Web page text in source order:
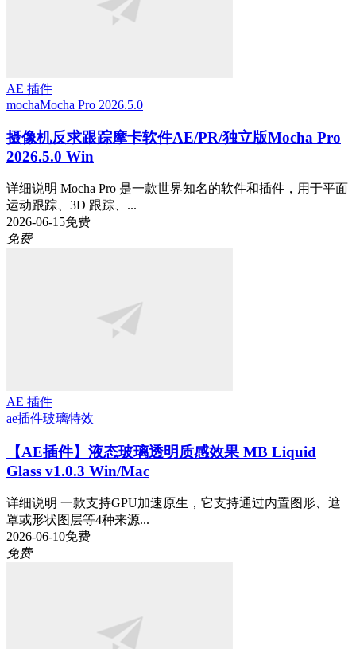
AE 插件
mochaMocha Pro 2026.5.0
摄像机反求跟踪摩卡软件AE/PR/独立版Mocha Pro
2026.5.0 Win
详细说明 Mocha Pro 是一款世界知名的软件和插件，用于平面
运动跟踪、3D 跟踪、...
2026-06-15免费
免费
AE 插件
ae插件玻璃特效
【AE插件】液态玻璃透明质感效果 MB Liquid
Glass v1.0.3 Win/Mac
详细说明 一款支持GPU加速原生，它支持通过内置图形、遮
罩或形状图层等4种来源...
2026-06-10免费
免费